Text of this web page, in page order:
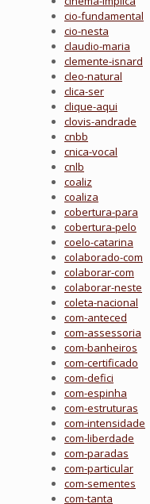
cio-fundamental
cio-nesta
claudio-maria
clemente-isnard
cleo-natural
clica-ser
clique-aqui
clovis-andrade
cnbb
cnica-vocal
cnlb
coaliz
coaliza
cobertura-para
cobertura-pelo
coelo-catarina
colaborado-com
colaborar-com
colaborar-neste
coleta-nacional
com-anteced
com-assessoria
com-banheiros
com-certificado
com-defici
com-espinha
com-estruturas
com-intensidade
com-liberdade
com-paradas
com-particular
com-sementes
com-tanta